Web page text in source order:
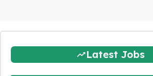
Latest Jobs